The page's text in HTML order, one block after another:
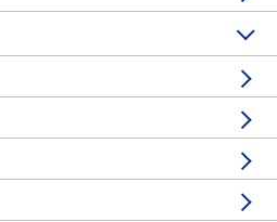
問い合わせ
は、GCC LaserProシリーズを製造し